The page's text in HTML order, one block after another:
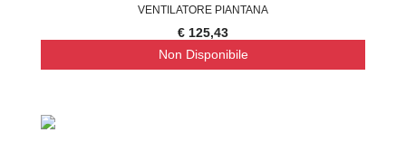
VENTILATORE PIANTANA
€ 125,43
Non Disponibile